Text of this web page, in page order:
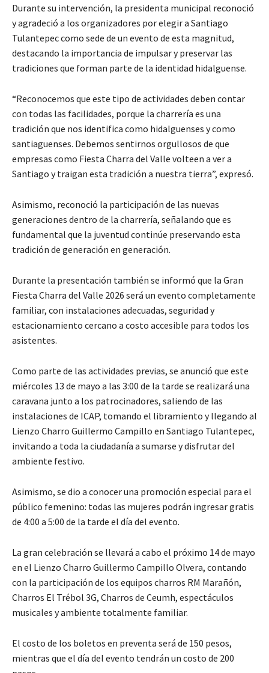
Durante su intervención, la presidenta municipal reconoció
y agradeció a los organizadores por elegir a Santiago
Tulantepec como sede de un evento de esta magnitud,
destacando la importancia de impulsar y preservar las
tradiciones que forman parte de la identidad hidalguense.
“Reconocemos que este tipo de actividades deben contar
con todas las facilidades, porque la charrería es una
tradición que nos identifica como hidalguenses y como
santiaguenses. Debemos sentirnos orgullosos de que
empresas como Fiesta Charra del Valle volteen a ver a
Santiago y traigan esta tradición a nuestra tierra”, expresó.
Asimismo, reconoció la participación de las nuevas
generaciones dentro de la charrería, señalando que es
fundamental que la juventud continúe preservando esta
tradición de generación en generación.
Durante la presentación también se informó que la Gran
Fiesta Charra del Valle 2026 será un evento completamente
familiar, con instalaciones adecuadas, seguridad y
estacionamiento cercano a costo accesible para todos los
asistentes.
Como parte de las actividades previas, se anunció que este
miércoles 13 de mayo a las 3:00 de la tarde se realizará una
caravana junto a los patrocinadores, saliendo de las
instalaciones de ICAP, tomando el libramiento y llegando al
Lienzo Charro Guillermo Campillo en Santiago Tulantepec,
invitando a toda la ciudadanía a sumarse y disfrutar del
ambiente festivo.
Asimismo, se dio a conocer una promoción especial para el
público femenino: todas las mujeres podrán ingresar gratis
de 4:00 a 5:00 de la tarde el día del evento.
La gran celebración se llevará a cabo el próximo 14 de mayo
en el Lienzo Charro Guillermo Campillo Olvera, contando
con la participación de los equipos charros RM Marañón,
Charros El Trébol 3G, Charros de Ceumh, espectáculos
musicales y ambiente totalmente familiar.
El costo de los boletos en preventa será de 150 pesos,
mientras que el día del evento tendrán un costo de 200